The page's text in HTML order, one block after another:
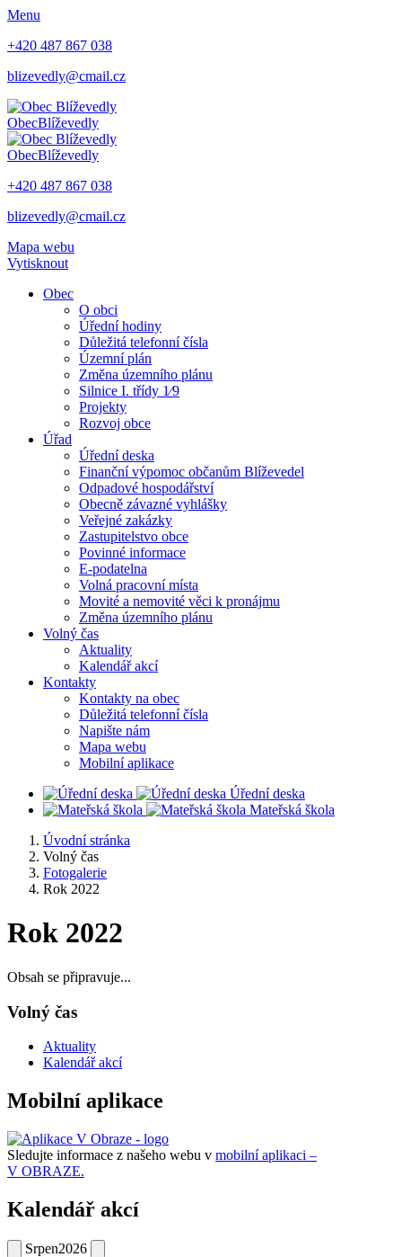
Menu
+420 487 867 038
blizevedly@cmail.cz
ObecBlíževedly
ObecBlíževedly
+420 487 867 038
blizevedly@cmail.cz
Mapa webu
Vytisknout
Obec
O obci
Úřední hodiny
Důležitá telefonní čísla
Územní plán
Změna územního plánu
Silnice I. třídy 1⁄9
Projekty
Rozvoj obce
Úřad
Úřední deska
Finanční výpomoc občanům Blíževedel
Odpadové hospodářství
Obecně závazné vyhlášky
Veřejné zakázky
Zastupitelstvo obce
Povinné informace
E-podatelna
Volná pracovní místa
Movité a nemovité věci k pronájmu
Změna územního plánu
Volný čas
Aktuality
Kalendář akcí
Kontakty
Kontakty na obec
Důležitá telefonní čísla
Napište nám
Mapa webu
Mobilní aplikace
Úřední deska
Mateřská škola
Úvodní stránka
Volný čas
Fotogalerie
Rok 2022
Rok 2022
Obsah se připravuje...
Volný čas
Aktuality
Kalendář akcí
Mobilní aplikace
Sledujte informace z našeho webu v mobilní aplikaci –
V OBRAZE.
Kalendář akcí
Srpen2026